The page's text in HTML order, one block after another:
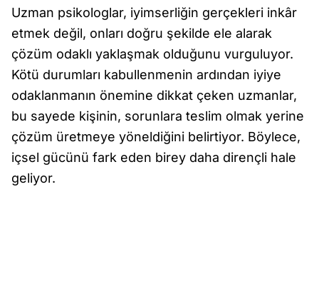
Uzman psikologlar, iyimserliğin gerçekleri inkâr
etmek değil, onları doğru şekilde ele alarak
çözüm odaklı yaklaşmak olduğunu vurguluyor.
Kötü durumları kabullenmenin ardından iyiye
odaklanmanın önemine dikkat çeken uzmanlar,
bu sayede kişinin, sorunlara teslim olmak yerine
çözüm üretmeye yöneldiğini belirtiyor. Böylece,
içsel gücünü fark eden birey daha dirençli hale
geliyor.